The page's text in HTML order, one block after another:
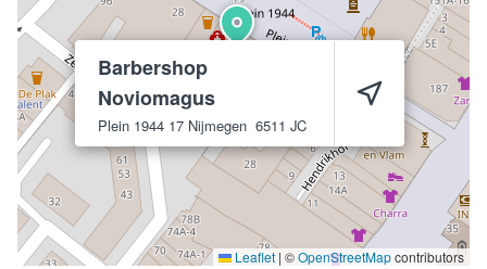
Barbershop
Noviomagus
Plein 1944 17 Nijmegen 6511 JC
Leaflet | ©OpenStreetMapcontributors